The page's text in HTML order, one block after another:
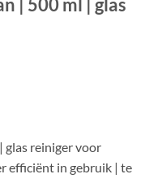
| 500 ml | glas
glas reiniger voor
efficiënt in gebruik | te